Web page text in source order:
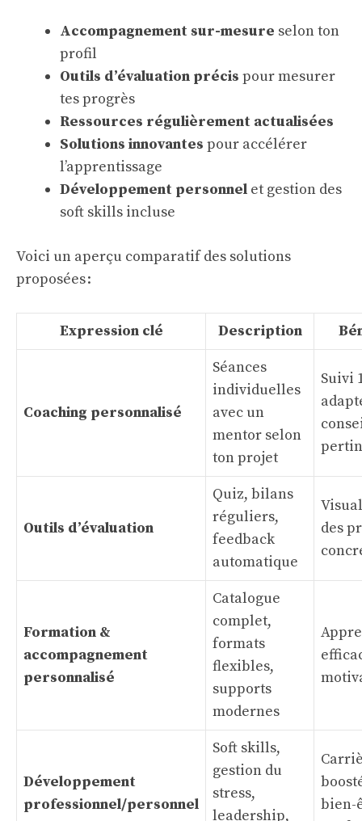
Accompagnement sur-mesure selon ton
profil
Outils d’évaluation précis pour mesurer
tes progrès
Ressources régulièrement actualisées
Solutions innovantes pour accélérer
l’apprentissage
Développement personnel et gestion des
soft skills incluse
Voici un aperçu comparatif des solutions
proposées :
Expression clé Description
Coaching personnalisé
Séances
individuelles
avec un
mentor selon
ton projet
Suivi
Outils d’évaluation
Quiz, bilans
réguliers,
feedback
automatique
des
Formation &
accompagnement
personnalisé
Catalogue
complet,
formats
flexibles,
supports
modernes
Développement
professionnel/personnel
Soft skills,
gestion du
stress,
leadership,
bien-